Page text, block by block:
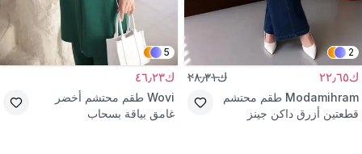
2
ك٢٢٫٦٥ ك٢٨٫٣١
Modamihram طقم محتشم
قطعتين أزرق داكن جينز
5
ك٤٦٫٢٣
Wovi طقم محتشم أخضر
غامق بياقة بسحاب